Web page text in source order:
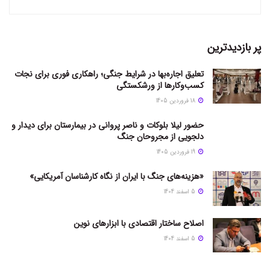
پر بازدیدترین
تعلیق اجاره‌بها در شرایط جنگی؛ راهکاری فوری برای نجات
کسب‌وکارها از ورشکستگی
حضور لیلا بلوکات و ناصر پروانی در بیمارستان برای دیدار و
دلجویی از مجروحان جنگ
«هزینه‌های جنگ با ایران از نگاه کارشناسان آمریکایی»
اصلاح ساختار اقتصادی با ابزارهای نوین